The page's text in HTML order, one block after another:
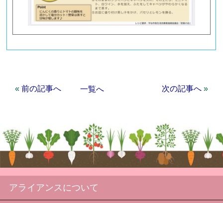
«前の記事へ 一覧へ 次の記事へ»
アライアンスについて